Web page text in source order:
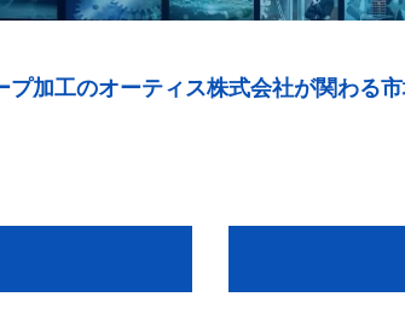
プ加工のオーティス株式会社が関わる